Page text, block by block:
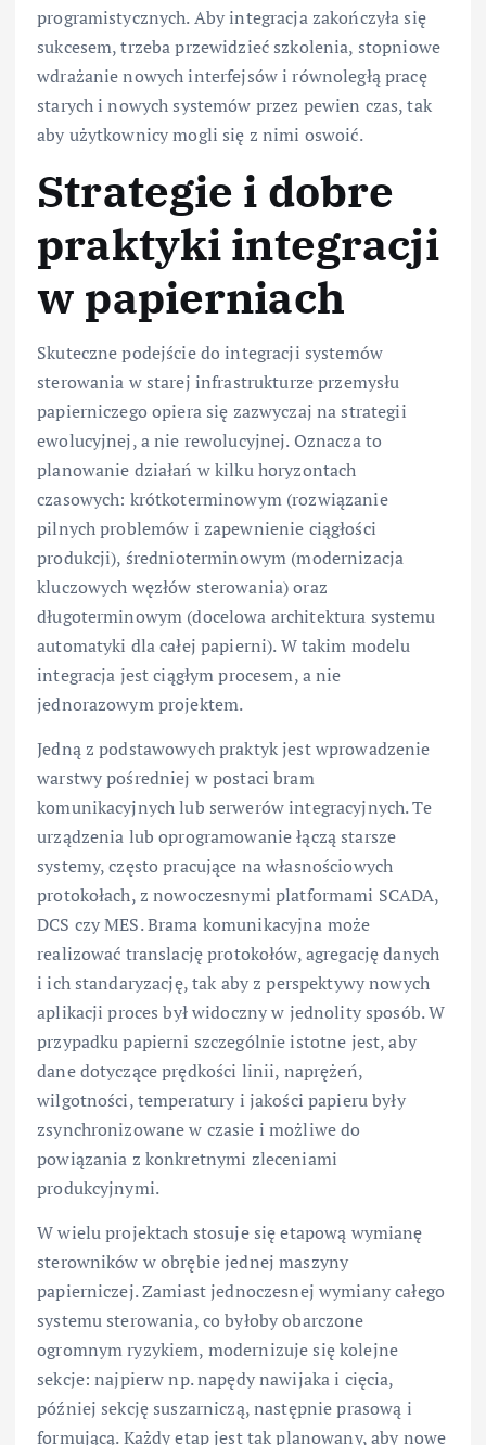
programistycznych. Aby integracja zakończyła się
sukcesem, trzeba przewidzieć szkolenia, stopniowe
wdrażanie nowych interfejsów i równoległą pracę
starych i nowych systemów przez pewien czas, tak
aby użytkownicy mogli się z nimi oswoić.
Strategie i dobre
praktyki integracji
w papierniach
Skuteczne podejście do integracji systemów
sterowania w starej infrastrukturze przemysłu
papierniczego opiera się zazwyczaj na strategii
ewolucyjnej, a nie rewolucyjnej. Oznacza to
planowanie działań w kilku horyzontach
czasowych: krótkoterminowym (rozwiązanie
pilnych problemów i zapewnienie ciągłości
produkcji), średnioterminowym (modernizacja
kluczowych węzłów sterowania) oraz
długoterminowym (docelowa architektura systemu
automatyki dla całej papierni). W takim modelu
integracja jest ciągłym procesem, a nie
jednorazowym projektem.
Jedną z podstawowych praktyk jest wprowadzenie
warstwy pośredniej w postaci bram
komunikacyjnych lub serwerów integracyjnych. Te
urządzenia lub oprogramowanie łączą starsze
systemy, często pracujące na własnościowych
protokołach, z nowoczesnymi platformami SCADA,
DCS czy MES. Brama komunikacyjna może
realizować translację protokołów, agregację danych
i ich standaryzację, tak aby z perspektywy nowych
aplikacji proces był widoczny w jednolity sposób. W
przypadku papierni szczególnie istotne jest, aby
dane dotyczące prędkości linii, naprężeń,
wilgotności, temperatury i jakości papieru były
zsynchronizowane w czasie i możliwe do
powiązania z konkretnymi zleceniami
produkcyjnymi.
W wielu projektach stosuje się etapową wymianę
sterowników w obrębie jednej maszyny
papierniczej. Zamiast jednoczesnej wymiany całego
systemu sterowania, co byłoby obarczone
ogromnym ryzykiem, modernizuje się kolejne
sekcje: najpierw np. napędy nawijaka i cięcia,
później sekcję suszarniczą, następnie prasową i
formującą. Każdy etap jest tak planowany, aby nowe